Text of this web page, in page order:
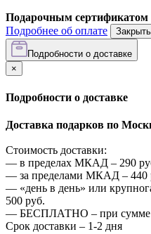
Подарочным сертификатом
Подробнее об оплате
Закрыть
Подробности о доставке
×
Подробности о доставке
Доставка подарков по
Стоимость доставки:
— в пределах МКАД – 290
— за пределами МКАД – 440
— «день в день» или
500 руб.
— БЕСПЛАТНО – при сумме
Срок доставки – 1-2 дня